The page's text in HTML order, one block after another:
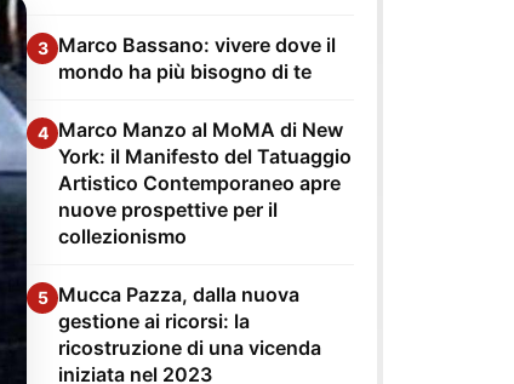
3 Marco Bassano: vivere dove il
mondo ha più bisogno di te
4 Marco Manzo al MoMA di New
York: il Manifesto del Tatuaggio
Artistico Contemporaneo apre
nuove prospettive per il
collezionismo
5 Mucca Pazza, dalla nuova
gestione ai ricorsi: la
ricostruzione di una vicenda
iniziata nel 2023